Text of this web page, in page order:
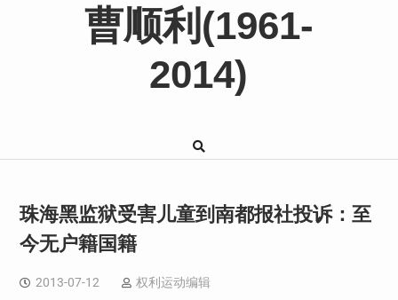
曹顺利(1961-
2014)
珠海黑监狱受害儿童到南都报社投诉：至
今无户籍国籍
2013-07-12 权利运动编辑